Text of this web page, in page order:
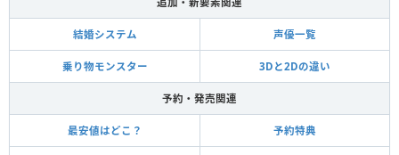
結婚システム 声優一覧
乗り物モンスター 3Dと2Dの違い
予約・発売関連
最安値はどこ？ 予約特典